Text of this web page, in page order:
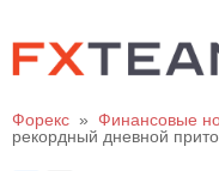
Форекс » Финансовые
рекордный дневной